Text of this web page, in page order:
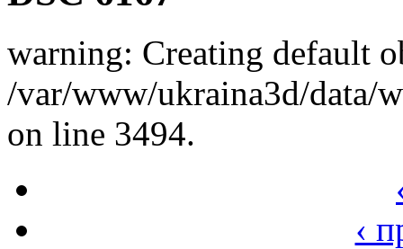
warning: Creating default
/var/www/ukraina3d/data/
on line 3494.
‹